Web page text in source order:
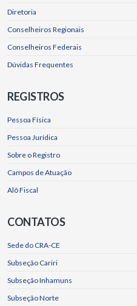
Diretoria
Conselheiros Regionais
Conselheiros Federais
Dúvidas Frequentes
REGISTROS
Pessoa Física
Pessoa Jurídica
Sobre o Registro
Campos de Atuação
Alô Fiscal
CONTATOS
Sede do CRA-CE
Subseção Cariri
Subseção Inhamuns
Subseção Norte